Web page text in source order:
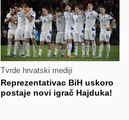
Tvrde hrvatski mediji
Reprezentativac BiH uskoro
postaje novi igrač Hajduka!